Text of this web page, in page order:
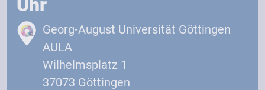
Uhr
Georg-August Universität Göttingen
AULA
Wilhelmsplatz 1
37073 Göttingen